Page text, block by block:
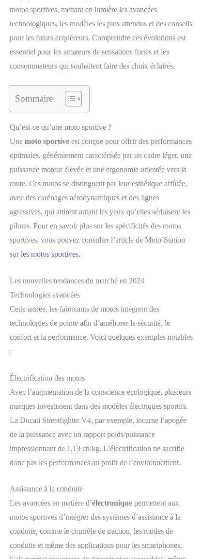
motos sportives, mettant en lumière les avancées
technologiques, les modèles les plus attendus et des conseils
pour les futurs acquéreurs. Comprendre ces évolutions est
essentiel pour les amateurs de sensations fortes et les
consommateurs qui souhaitent faire des choix éclairés.
Sommaire
Qu’est-ce qu’une moto sportive ?
Une moto sportive est conçue pour offrir des performances
optimales, généralement caractérisée par un cadre léger, une
puissance moteur élevée et une ergonomie orientée vers la
route. Ces motos se distinguent par leur esthétique affûtée,
avec des carénages aérodynamiques et des lignes
agressives, qui attirent autant les yeux qu’elles séduisent les
pilotes. Pour en savoir plus sur les spécificités des motos
sportives, vous pouvez consulter l’article de Moto-Station
sur les motos sportives.
Les nouvelles tendances du marché en 2024
Technologies avancées
Cette année, les fabricants de motos intègrent des
technologies de pointe afin d’améliorer la sécurité, le
confort et la performance. Voici quelques exemples notables
:
Électrification des motos
Avec l’augmentation de la conscience écologique, plusieurs
marques investissent dans des modèles électriques sportifs.
La Ducati Streetfighter V4, par exemple, incarne l’apogée
de la puissance avec un rapport poids/puissance
impressionnant de 1,13 ch/kg. L’électrification ne sacrifie
donc pas les performances au profit de l’environnement.
Assistance à la conduite
Les avancées en matière d’électronique permettent aux
motos sportives d’intégrer des systèmes d’assistance à la
conduite, comme le contrôle de traction, les modes de
conduite et même des applications pour les smartphones.